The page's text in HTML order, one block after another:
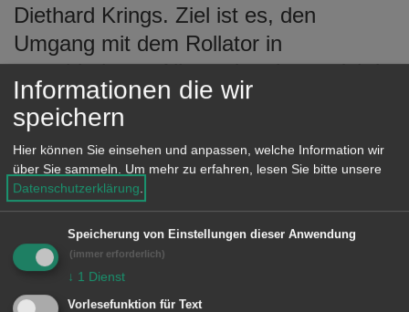
Diethard Krings. Ziel ist es, den
Umgang mit dem Rollator in
verschiedenen Alltagssituationen richtig
zu lernen. Direkt vor der Jurahalle wird
ein Linienbus von Beck & Schubert
stehen, wo die Teilnehmer das Ein- und
Aussteigen üben können. Nach
verschiedenen praktischen Übungen
und einer Reihe von wichtigen
Informationen gibt es zum Abschluss
des Nachmittags eine verdiente
Informationen die wir
speichern
Hier können Sie einsehen und anpassen, welche Information wir
über Sie sammeln.
Um mehr zu erfahren, lesen Sie bitte unsere
Datenschutzerklärung
Speicherung von Einstellungen dieser Anwendung
(immer erforderlich)
↓ 1 Dienst
Vorlesefunktion für Text